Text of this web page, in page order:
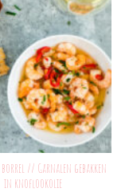
// Garnalen gebakken
in knoflookolie